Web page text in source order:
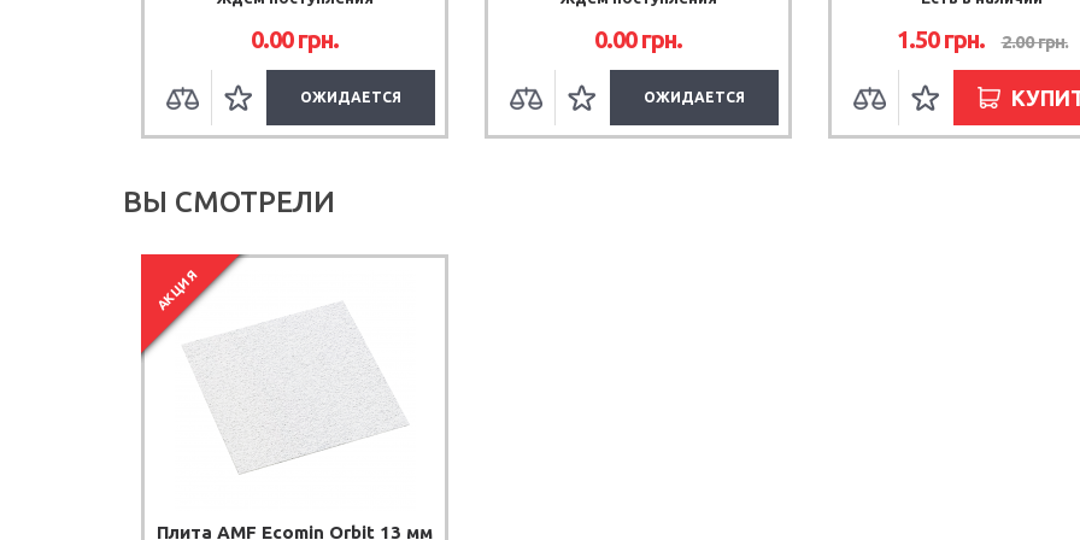
0.00 грн.
ОЖИДАЕТСЯ
0.00 грн.
ОЖИДАЕТСЯ
1.50 грн. 2.00 грн.
ВЫ СМОТРЕЛИ
АКЦИЯ
Плита AMF Ecomin Orbit 13 мм